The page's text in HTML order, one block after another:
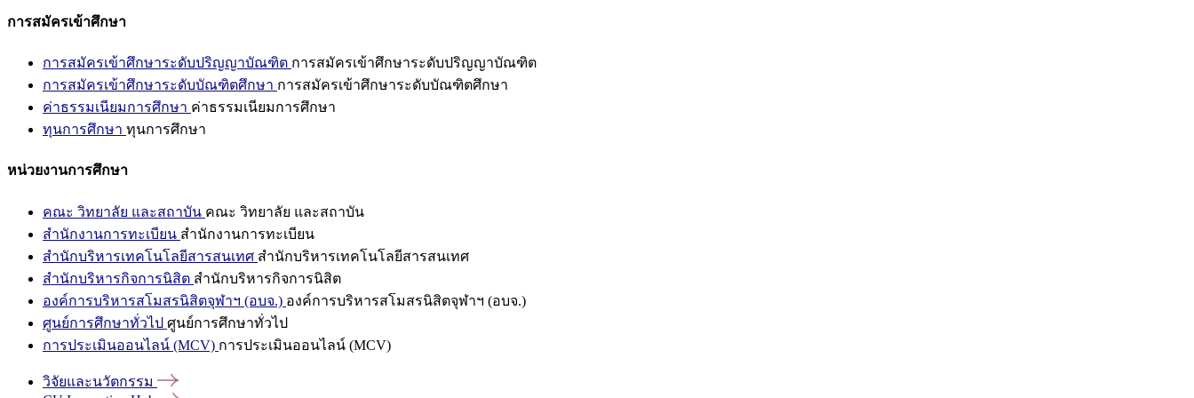
การสมัครเข้าศึกษา
การสมัครเข้าศึกษาระดับปริญญาบัณฑิต การสมัครเข้าศึกษาระดับปริญญาบัณฑิต
การสมัครเข้าศึกษาระดับบัณฑิตศึกษา การสมัครเข้าศึกษาระดับบัณฑิตศึกษา
ค่าธรรมเนียมการศึกษา ค่าธรรมเนียมการศึกษา
ทุนการศึกษา ทุนการศึกษา
หน่วยงานการศึกษา
คณะ วิทยาลัย และสถาบัน คณะ วิทยาลัย และสถาบัน
สำนักงานการทะเบียน สำนักงานการทะเบียน
สำนักบริหารเทคโนโลยีสารสนเทศ สำนักบริหารเทคโนโลยีสารสนเทศ
สำนักบริหารกิจการนิสิต สำนักบริหารกิจการนิสิต
องค์การบริหารสโมสรนิสิตจุฬาฯ (อบจ.) องค์การบริหารสโมสรนิสิตจุฬาฯ (อบจ.)
ศูนย์การศึกษาทั่วไป ศูนย์การศึกษาทั่วไป
การประเมินออนไลน์ (MCV) การประเมินออนไลน์ (MCV)
วิจัยและนวัตกรรม